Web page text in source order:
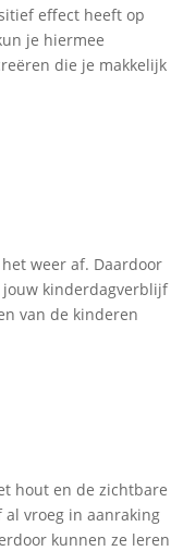
effect heeft op
je hiermee
die je makkelijk
weer af. Daardoor
kinderdagverblijf
van de kinderen
hout en de zichtbare
vroeg in aanraking
kunnen ze leren